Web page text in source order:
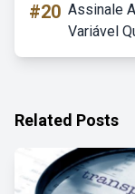
#20 Assinale
Variável
Related Posts